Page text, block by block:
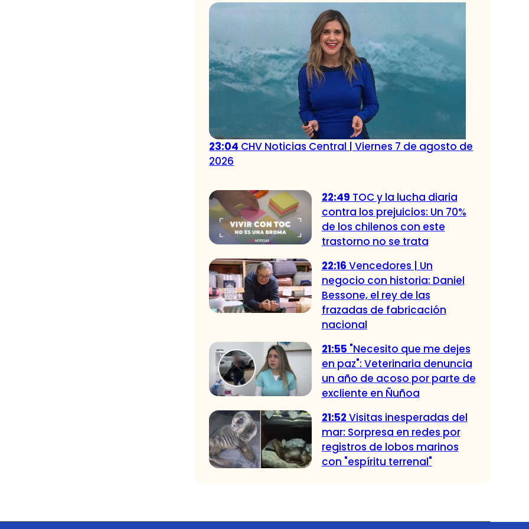
23:04 CHV Noticias Central | Viernes 7 de agosto de
2026
22:49 TOC y la lucha diaria
contra los prejuicios: Un 70%
de los chilenos con este
trastorno no se trata
22:16 Vencedores | Un
negocio con historia: Daniel
Bessone, el rey de las
frazadas de fabricación
nacional
21:55 "Necesito que me dejes
en paz": Veterinaria denuncia
un año de acoso por parte de
excliente en Ñuñoa
21:52 Visitas inesperadas del
mar: Sorpresa en redes por
registros de lobos marinos
con "espíritu terrenal"